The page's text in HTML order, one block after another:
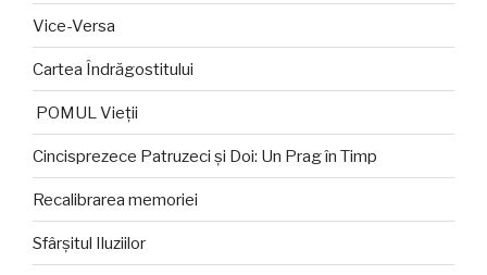
Vice-Versa
Cartea Îndrăgostitului
POMUL Vieții
Cincisprezece Patruzeci și Doi: Un Prag în Timp
Recalibrarea memoriei
Sfârșitul Iluziilor